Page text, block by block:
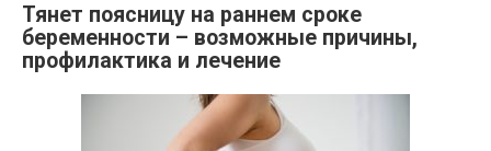
Тянет поясницу на раннем сроке
беременности – возможные причины,
профилактика и лечение